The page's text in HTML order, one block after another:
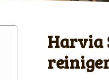
Harvia